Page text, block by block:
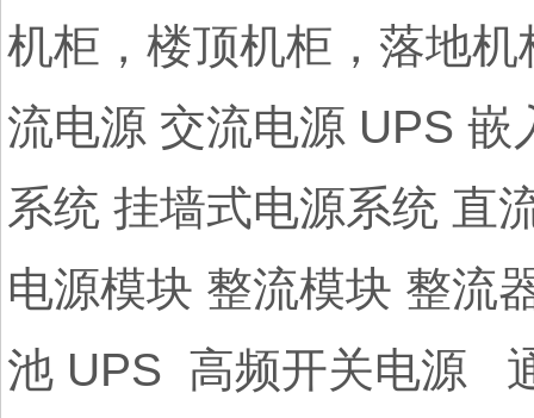
机柜，楼顶机柜，落地
流电源 交流电源 UPS
系统 挂墙式电源系统 直
电源模块 整流模块 整
池 UPS 高频开关电源